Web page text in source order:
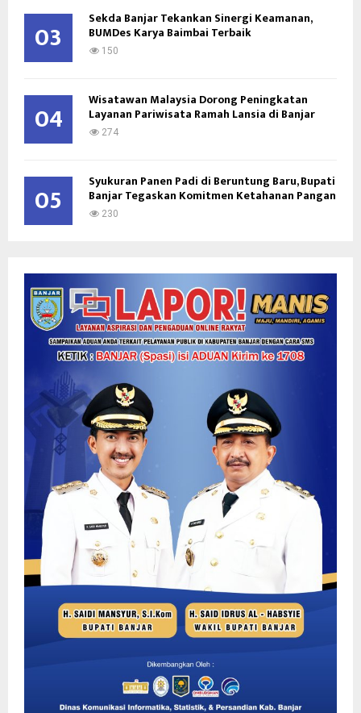
03 Sekda Banjar Tekankan Sinergi Keamanan,
BUMDes Karya Baimbai Terbaik
150
04 Wisatawan Malaysia Dorong Peningkatan
Layanan Pariwisata Ramah Lansia di Banjar
274
05 Syukuran Panen Padi di Beruntung Baru, Bupati
Banjar Tegaskan Komitmen Ketahanan Pangan
230